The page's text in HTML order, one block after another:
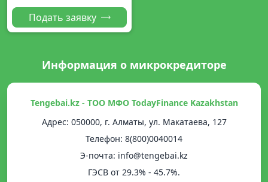
Подать заявку
Информация о микрокредиторе
Tengebai.kz - ТОО МФО TodayFinance Kazakhstan
Адрес: 050000, г. Алматы, ул. Макатаева, 127
Телефон: 8(800)0040014
Э-почта: info@tengebai.kz
ГЭСВ от 29.3% - 45.7%.